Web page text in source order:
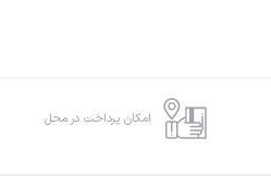
امکان پرداخت در محل